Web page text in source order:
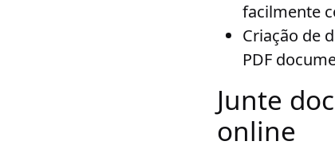
facilmente
Criação de
PDF
Junte
online